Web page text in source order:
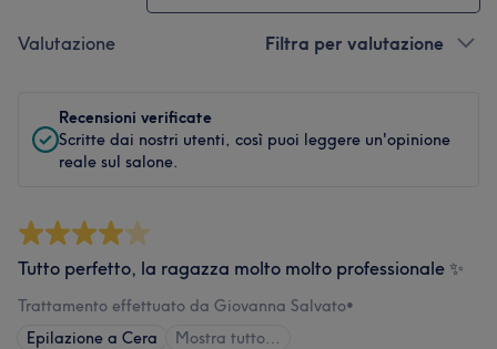
Valutazione Filtra per valutazione
Recensioni verificate
Scritte dai nostri utenti, così puoi leggere un'opinione
reale sul salone.
Tutto perfetto, la ragazza molto molto professionale ✨
Trattamento effettuato da Giovanna Salvato•
Epilazione a Cera
Mostra tutto…